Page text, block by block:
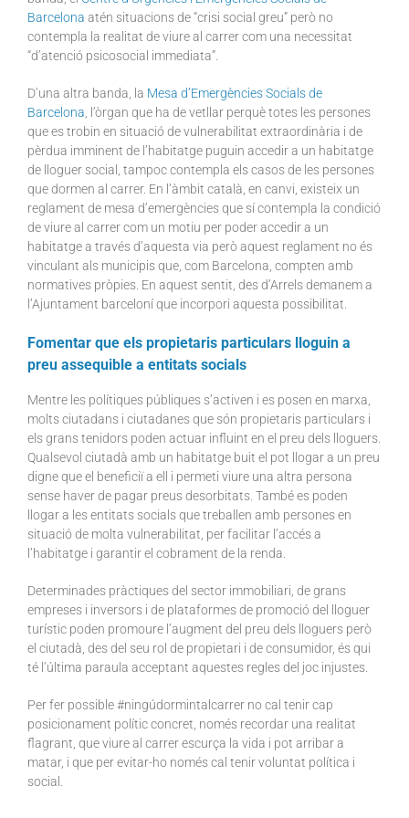
Barcelona atén situacions de “crisi social greu” però no
contempla la realitat de viure al carrer com una necessitat
“d’atenció psicosocial immediata”.
D’una altra banda, la Mesa d’Emergències Socials de
Barcelona , l’òrgan que ha de vetllar perquè totes les persones
que es trobin en situació de vulnerabilitat extraordinària i de
pèrdua imminent de l’habitatge puguin accedir a un habitatge
de lloguer social, tampoc contempla els casos de les persones
que dormen al carrer. En l’àmbit català, en canvi, existeix un
reglament de mesa d’emergències que sí contempla la condició
de viure al carrer com un motiu per poder accedir a un
habitatge a través d’aquesta via però aquest reglament no és
vinculant als municipis que, com Barcelona, compten amb
normatives pròpies. En aquest sentit, des d’Arrels demanem a
l’Ajuntament barceloní que incorpori aquesta possibilitat.
Fomentar que els propietaris particulars lloguin a
preu assequible a entitats socials
Mentre les polítiques públiques s’activen i es posen en marxa,
molts ciutadans i ciutadanes que són propietaris particulars i
els grans tenidors poden actuar influint en el preu dels lloguers.
Qualsevol ciutadà amb un habitatge buit el pot llogar a un preu
digne que el beneficiï a ell i permeti viure una altra persona
sense haver de pagar preus desorbitats. També es poden
llogar a les entitats socials que treballen amb persones en
situació de molta vulnerabilitat, per facilitar l’accés a
l’habitatge i garantir el cobrament de la renda.
Determinades pràctiques del sector immobiliari, de grans
empreses i inversors i de plataformes de promoció del lloguer
turístic poden promoure l’augment del preu dels lloguers però
el ciutadà, des del seu rol de propietari i de consumidor, és qui
té l’última paraula acceptant aquestes regles del joc injustes.
Per fer possible #ningúdormintalcarrer no cal tenir cap
posicionament polític concret, només recordar una realitat
flagrant, que viure al carrer escurça la vida i pot arribar a
matar, i que per evitar-ho només cal tenir voluntat política i
social.